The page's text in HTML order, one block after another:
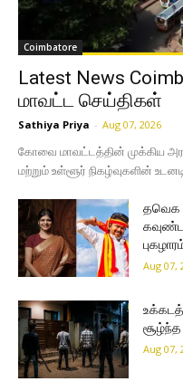
Coimbatore
Latest News
மாவட்ட செய்திகள்
Sathiya Priya - Aug 07, 2026
கோவை மாவட்டத்தின் முக்கிய
மற்றும் உள்ளூர் நிகழ்வுகளின்
தவெக
Aug 07,
சூழ்ந்த
Aug 07,